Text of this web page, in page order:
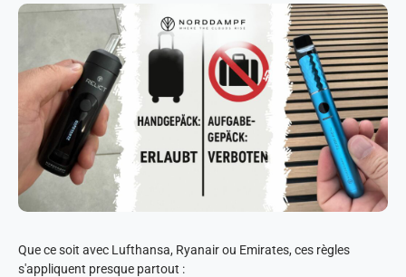
Que ce soit avec Lufthansa, Ryanair ou Emirates, ces règles
s'appliquent presque partout :